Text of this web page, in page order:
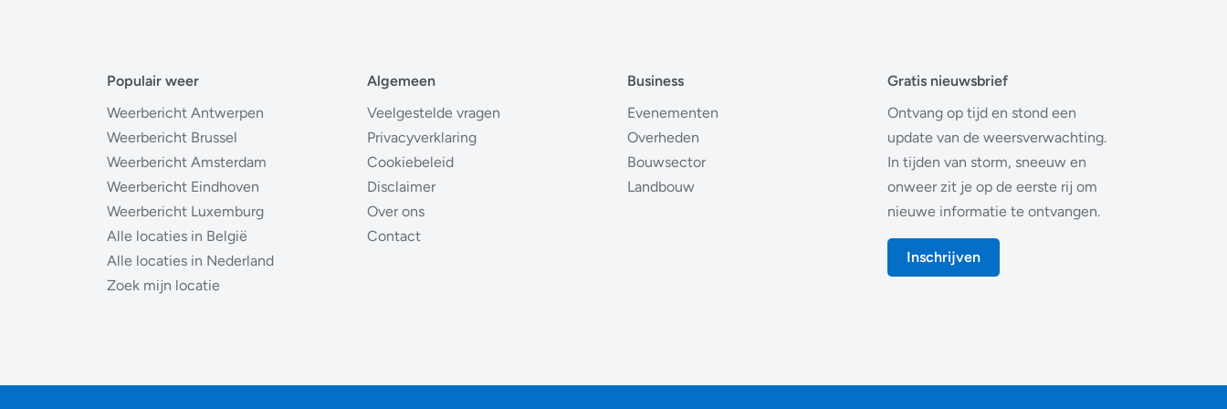
Populair weer
Weerbericht Antwerpen
Weerbericht Brussel
Weerbericht Amsterdam
Weerbericht Eindhoven
Weerbericht Luxemburg
Alle locaties in België
Alle locaties in Nederland
Zoek mijn locatie
Algemeen
Veelgestelde vragen
Privacyverklaring
Cookiebeleid
Disclaimer
Over ons
Contact
Business
Evenementen
Overheden
Bouwsector
Landbouw
Gratis nieuwsbrief
Ontvang op tijd en stond een
update van de weersverwachting.
In tijden van storm, sneeuw en
onweer zit je op de eerste rij om
nieuwe informatie te ontvangen.
Inschrijven